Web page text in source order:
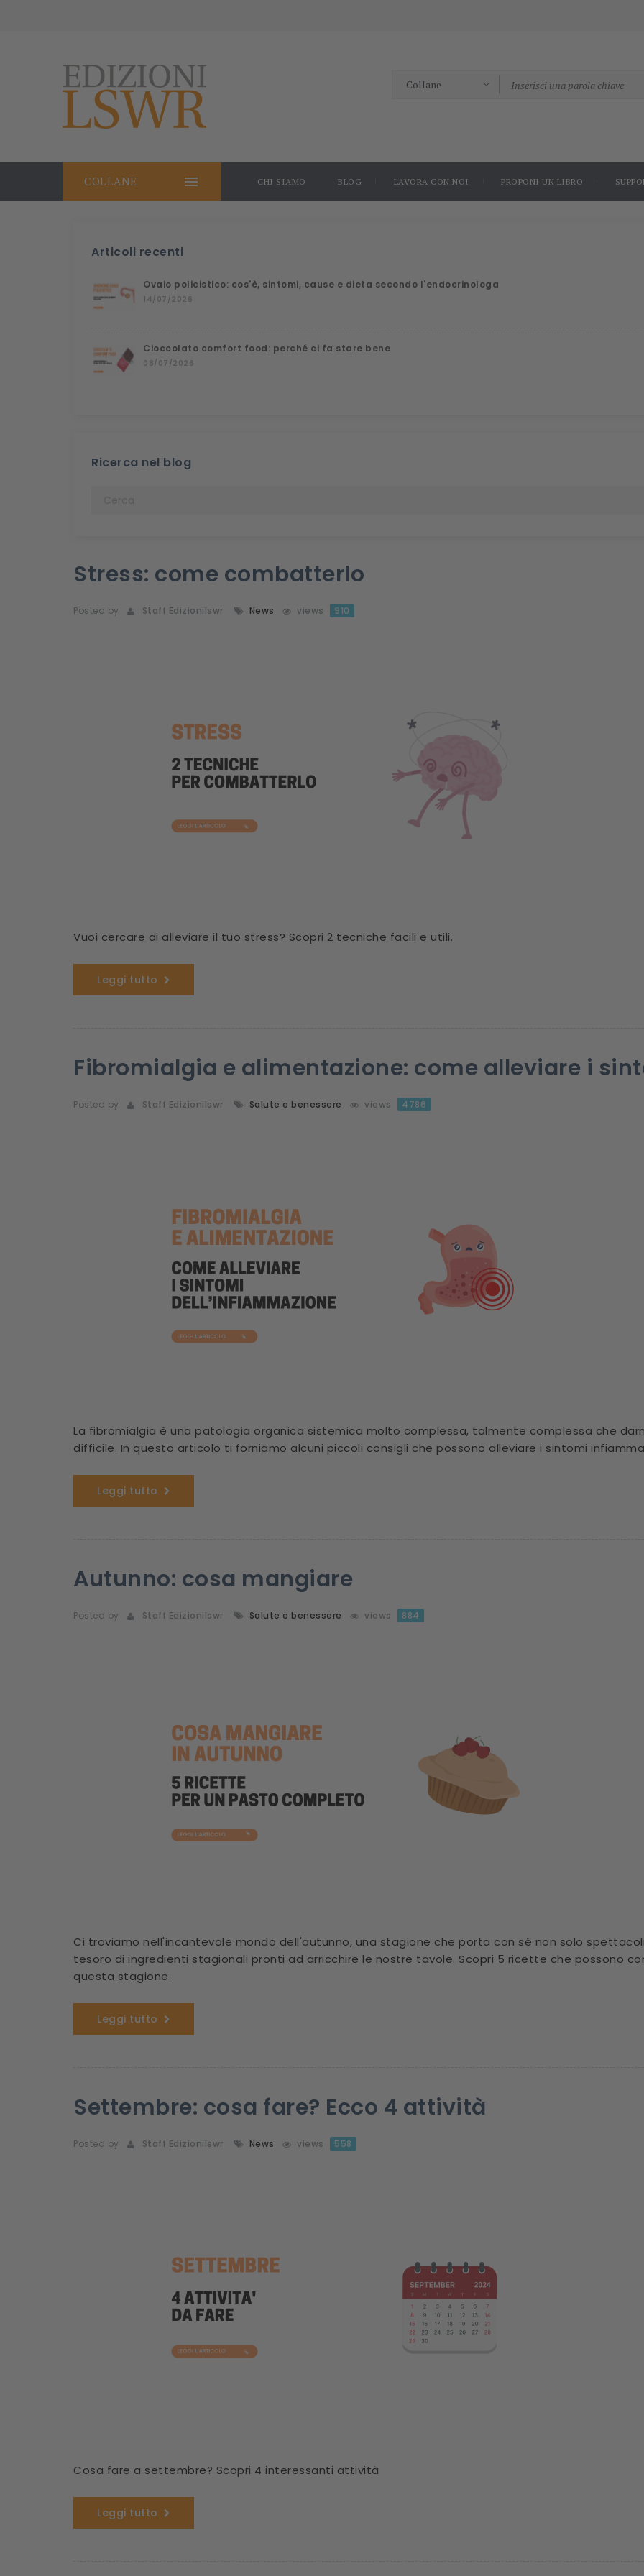

COLLANE CHI SIAMO BLOG LAVORA CON NOI PROPONI UN LIBRO
Articoli recenti
Ovaio policistico: cos'è, sintomi, cause e dieta secondo l'endocrinologa
14/07/2026
Cioccolato comfort food: perché ci fa stare bene
08/07/2026
Ricerca nel blog
Stress: come combatterlo
Posted by Staff Edizionilswr News views 910
Vuoi cercare di alleviare il tuo stress? Scopri 2 tecniche facili e utili.
Leggi tutto
Fibromialgia e alimentazione: come alleviare i
Posted by Staff Edizionilswr Salute e benessere views 4786
La fibromialgia è una patologia organica sistemica molto complessa, talmente complessa che
difficile. In questo articolo ti forniamo alcuni piccoli consigli che possono alleviare i sintomi
Leggi tutto
Autunno: cosa mangiare
Posted by Staff Edizionilswr Salute e benessere views 884
Ci troviamo nell'incantevole mondo dell'autunno, una stagione che porta con sé non solo
tesoro di ingredienti stagionali pronti ad arricchire le nostre tavole. Scopri 5 ricette che possono
questa stagione.
Leggi tutto
Settembre: cosa fare? Ecco 4 attività
Posted by Staff Edizionilswr News views 558
Cosa fare a settembre? Scopri 4 interessanti attività
Leggi tutto